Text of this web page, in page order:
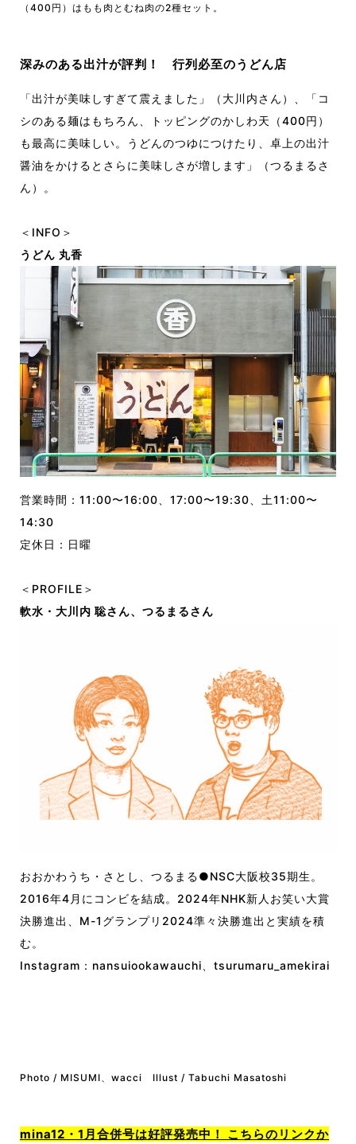
（400円）はもも肉とむね肉の2種セット。
深みのある出汁が評判 ！ 行列必至のうどん店
「出汁が美味しすぎて震えました」（大川内さん）、「コ
シのある麺はもちろん、トッピングのかしわ天（400円）
も最高に美味しい。うどんのつゆにつけたり、卓上の出汁
醤油をかけるとさらに美味しさが増します」（つるまるさ
ん）。
＜INFO＞
うどん 丸香
営業時間：11:00〜16:00、17:00〜19:30、土11:00〜
14:30
定休日：日曜
＜PROFILE＞
軟水・大川内 聡さん、つるまるさん
おおかわうち・さとし、つるまる●NSC大阪校35期生。
2016年4月にコンビを結成。2024年NHK新人お笑い大賞
決勝進出、M-1グランプリ2024準々決勝進出と実績を積
む。
Instagram： nansuiookawauchi tsurumaru_amekirai
Photo / MISUMI、wacci Illust / Tabuchi Masatoshi
mina12・1月合併号は好評発売中！ こちらのリンクか